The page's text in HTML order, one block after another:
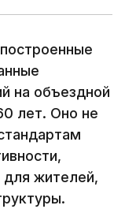
на объездной
лет. Оно не
для жителей,